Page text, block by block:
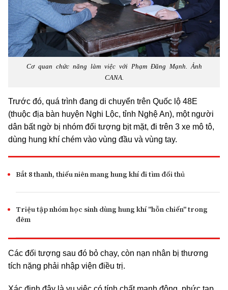
Cơ quan chức năng làm việc với Phạm Đăng Mạnh. Ảnh
CANA.
Trước đó, quá trình đang di chuyển trên Quốc lộ 48E
(thuộc địa bàn huyện Nghi Lộc, tỉnh Nghệ An), một người
dân bất ngờ bị nhóm đối tượng bịt mặt, đi trên 3 xe mô tô,
dùng hung khí chém vào vùng đầu và vùng tay.
Bắt 8 thanh, thiếu niên mang hung khí đi tìm đối thủ
Triệu tập nhóm học sinh dùng hung khí "hỗn chiến" trong
đêm
Các đối tượng sau đó bỏ chạy, còn nạn nhân bị thương
tích nặng phải nhập viện điều trị.